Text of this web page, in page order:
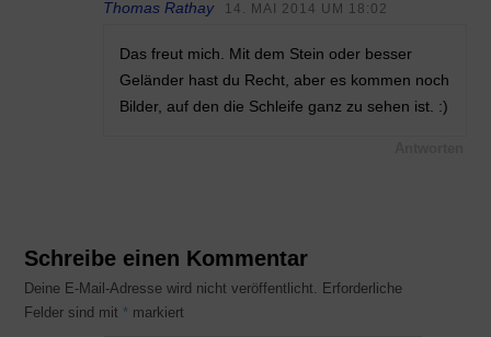
Thomas Rathay 14. MAI 2014 UM 18:02
Das freut mich. Mit dem Stein oder besser
Geländer hast du Recht, aber es kommen noch
Bilder, auf den die Schleife ganz zu sehen ist. :)
Schreibe einen Kommentar
Deine E-Mail-Adresse wird nicht veröffentlicht.
Erforderliche
Felder sind mit * markiert